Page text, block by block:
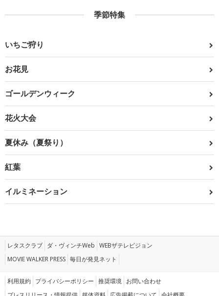
季節特集
いちご狩り
お花見
ゴールデンウィーク
花火大会
夏休み（夏祭り）
紅葉
イルミネーション
レタスクラブ ダ・ヴィンチWeb WEBザテレビジョン
MOVIE WALKER PRESS 毎日が発見ネット
利用規約 プライバシーポリシー 推奨環境 お問い合わせ